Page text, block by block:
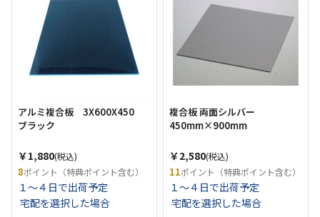
アルミ複合板 3X600X450
ブラック
￥1,880(税込)
8ポイント（特典ポイント含む）
１～４日で出荷予定
宅配を選択した場合
複合板 両面シルバー
450mm×900mm
￥2,580(税込)
11ポイント（特典ポイント含む）
１～４日で出荷予定
宅配を選択した場合